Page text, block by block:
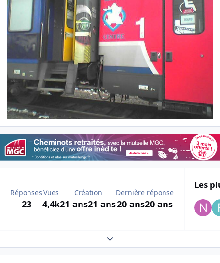
Réponses
23
Vues
4,4k
Création
21 ans21 ans
Dernière réponse
20 ans20 ans
Les
Expand topic overview